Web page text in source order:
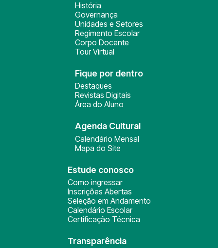
História
Governança
Unidades e Setores
Regimento Escolar
Corpo Docente
Tour Virtual
Fique por dentro
Destaques
Revistas Digitais
Área do Aluno
Agenda Cultural
Calendário Mensal
Mapa do Site
Estude conosco
Como ingressar
Inscrições Abertas
Seleção em Andamento
Calendário Escolar
Certificação Técnica
Transparência